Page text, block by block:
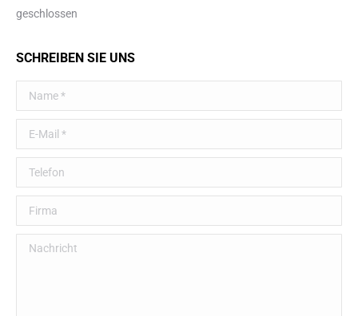
geschlossen
SCHREIBEN SIE UNS
Name *
E-Mail *
Telefon
Firma
Nachricht